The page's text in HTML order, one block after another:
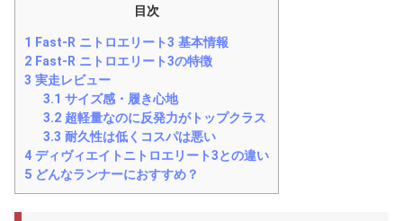
目次
1
Fast-R ニトロエリート3 基本情報
2 Fast-R ニトロエリート3の特徴
3 実走レビュー
3.1 サイズ感・履き心地
3.2 超軽量なのに反発力がトップクラス
3.3 耐久性は低くコスパは悪い
4 ディヴィエイトニトロエリート3との違い
5 どんなランナーにおすすめ？